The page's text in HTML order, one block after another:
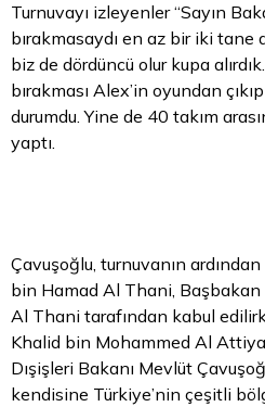
Turnuvayı izleyenler “Sayın
bırakmasaydı en az bir iki tane
biz de dördüncü olur kupa
bırakması Alex’in oyundan
durumdu. Yine de 40 takım
yaptı.
Çavuşoğlu, turnuvanın
bin Hamad Al Thani,
Al Thani tarafından kabul
Khalid bin Mohammed Al
Dışişleri Bakanı Mevlüt
kendisine Türkiye’nin çeşitli